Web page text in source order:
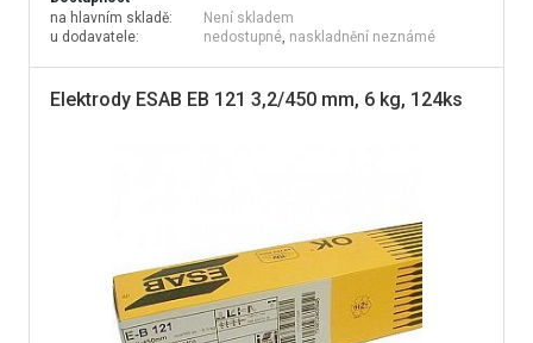
na hlavním skladě:
Není skladem
u dodavatele:
nedostupné, naskladnění neznámé
Elektrody ESAB EB 121 3,2/450 mm, 6 kg, 124ks